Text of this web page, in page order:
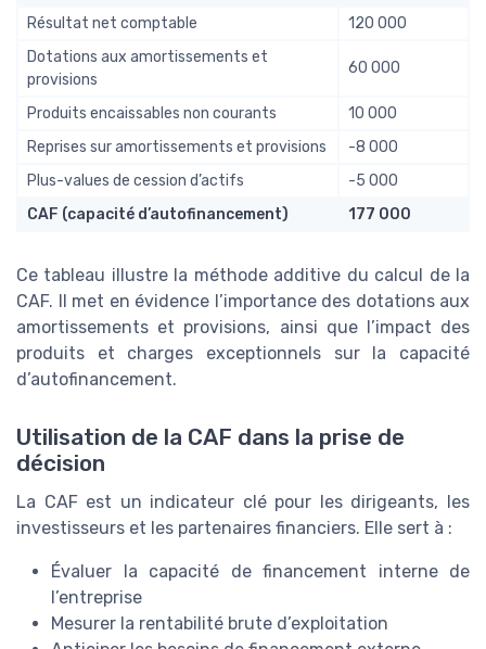
Résultat net comptable
120 000
Dotations aux amortissements et
provisions
60 000
Produits encaissables non courants
10 000
Reprises sur amortissements et provisions
-8 000
Plus-values de cession d’actifs
-5 000
CAF (capacité d’autofinancement)
177 000
Ce tableau illustre la méthode additive du calcul de la
CAF. Il met en évidence l’importance des dotations aux
amortissements et provisions, ainsi que l’impact des
produits et charges exceptionnels sur la capacité
d’autofinancement.
Utilisation de la CAF dans la prise de
décision
La CAF est un indicateur clé pour les dirigeants, les
investisseurs et les partenaires financiers. Elle sert à :
Évaluer la capacité de financement interne de
l’entreprise
Mesurer la rentabilité brute d’exploitation